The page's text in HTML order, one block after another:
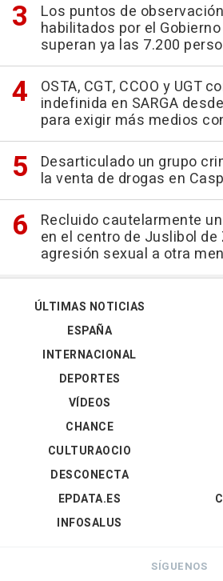
Los puntos de
habilitados por el
superan ya las 7.200
OSTA, CGT, CCOO y UGT
indefinida en SARGA
para exigir más medios
Desarticulado un grupo
la venta de drogas en
Recluido cautelarmente
en el centro de Juslibol
agresión sexual a otra
ÚLTIMAS NOTICIAS
ESPAÑA
INTERNACIONAL
DEPORTES
VÍDEOS
CHANCE
CULTURAOCIO
DESCONECTA
EPDATA.ES
INFOSALUS
SÍGUENOS